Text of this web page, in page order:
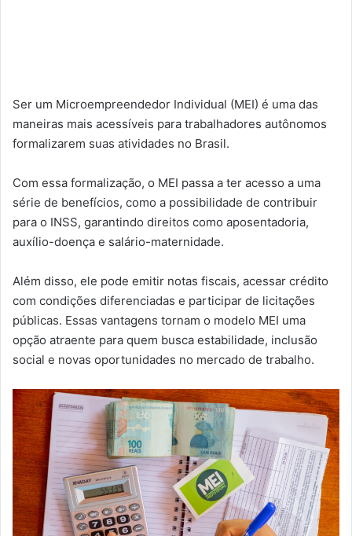
Ser um Microempreendedor Individual (MEI) é uma das
maneiras mais acessíveis para trabalhadores autônomos
formalizarem suas atividades no Brasil.
Com essa formalização, o MEI passa a ter acesso a uma
série de benefícios, como a possibilidade de contribuir
para o INSS, garantindo direitos como aposentadoria,
auxílio-doença e salário-maternidade.
Além disso, ele pode emitir notas fiscais, acessar crédito
com condições diferenciadas e participar de licitações
públicas. Essas vantagens tornam o modelo MEI uma
opção atraente para quem busca estabilidade, inclusão
social e novas oportunidades no mercado de trabalho.